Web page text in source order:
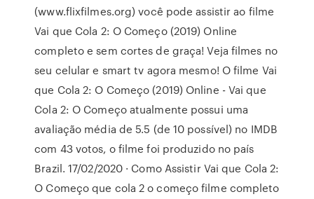
(www.flixfilmes.org) você pode assistir ao filme
Vai que Cola 2: O Começo (2019) Online
completo e sem cortes de graça! Veja filmes no
seu celular e smart tv agora mesmo! O filme Vai
que Cola 2: O Começo (2019) Online - Vai que
Cola 2: O Começo atualmente possui uma
avaliação média de 5.5 (de 10 possível) no IMDB
com 43 votos, o filme foi produzido no país
Brazil. 17/02/2020 · Como Assistir Vai que Cola 2:
O Começo que cola 2 o começo filme completo